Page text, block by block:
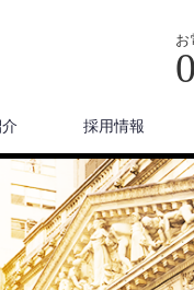
お
採用情報